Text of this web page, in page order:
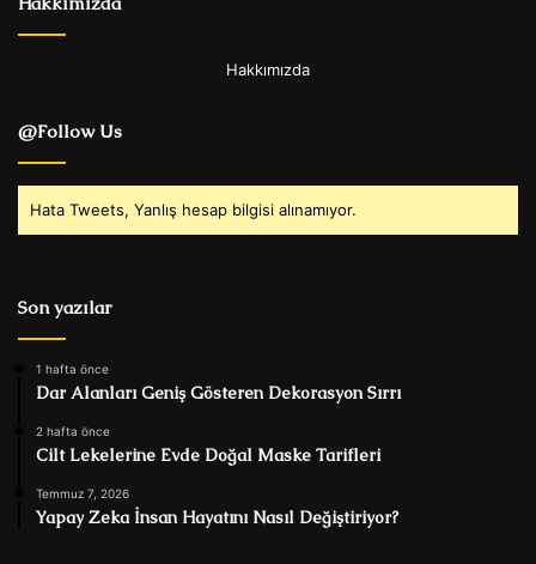
Hakkımızda
@Follow Us
Hata Tweets, Yanlış hesap bilgisi alınamıyor.
Son yazılar
1 hafta önce
Dar Alanları Geniş Gösteren Dekorasyon Sırrı
2 hafta önce
Cilt Lekelerine Evde Doğal Maske Tarifleri
Temmuz 7, 2026
Yapay Zeka İnsan Hayatını Nasıl Değiştiriyor?